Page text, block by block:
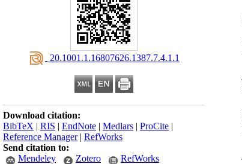
‎ 20.1001.1.16807626.1387.7.4.1.1
Download citation:
BibTeX | RIS | EndNote | Medlars | ProCite |
Reference Manager| RefWorks
Send citation to:
Mendeley
Zotero RefWorks